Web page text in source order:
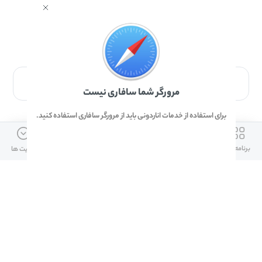
برای دانلود برنامه با مرورگر Safari وارد شوید.
ارتباط با ما
برنامه ها آپدیت ها
مرورگر شما سافاری نیست
برای استفاده از خدمات اناردونی باید از مرورگر سافاری استفاده کنید.